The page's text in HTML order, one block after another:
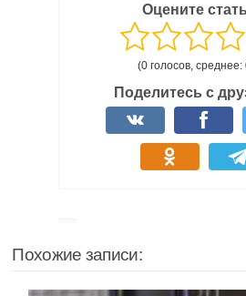
Оцените
(0 голосов, среднее:
Поделитесь с
Похожие записи: